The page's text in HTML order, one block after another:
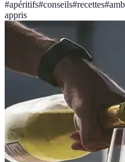
#apéritifs#conseils#recettes#
appris